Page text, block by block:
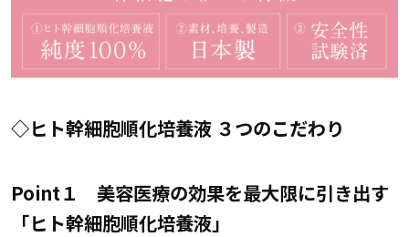
◇ヒト幹細胞順化培養液 ３つのこだわり
Point１ 美容医療の効果を最大限に引き出す
「ヒト幹細胞順化培養液」